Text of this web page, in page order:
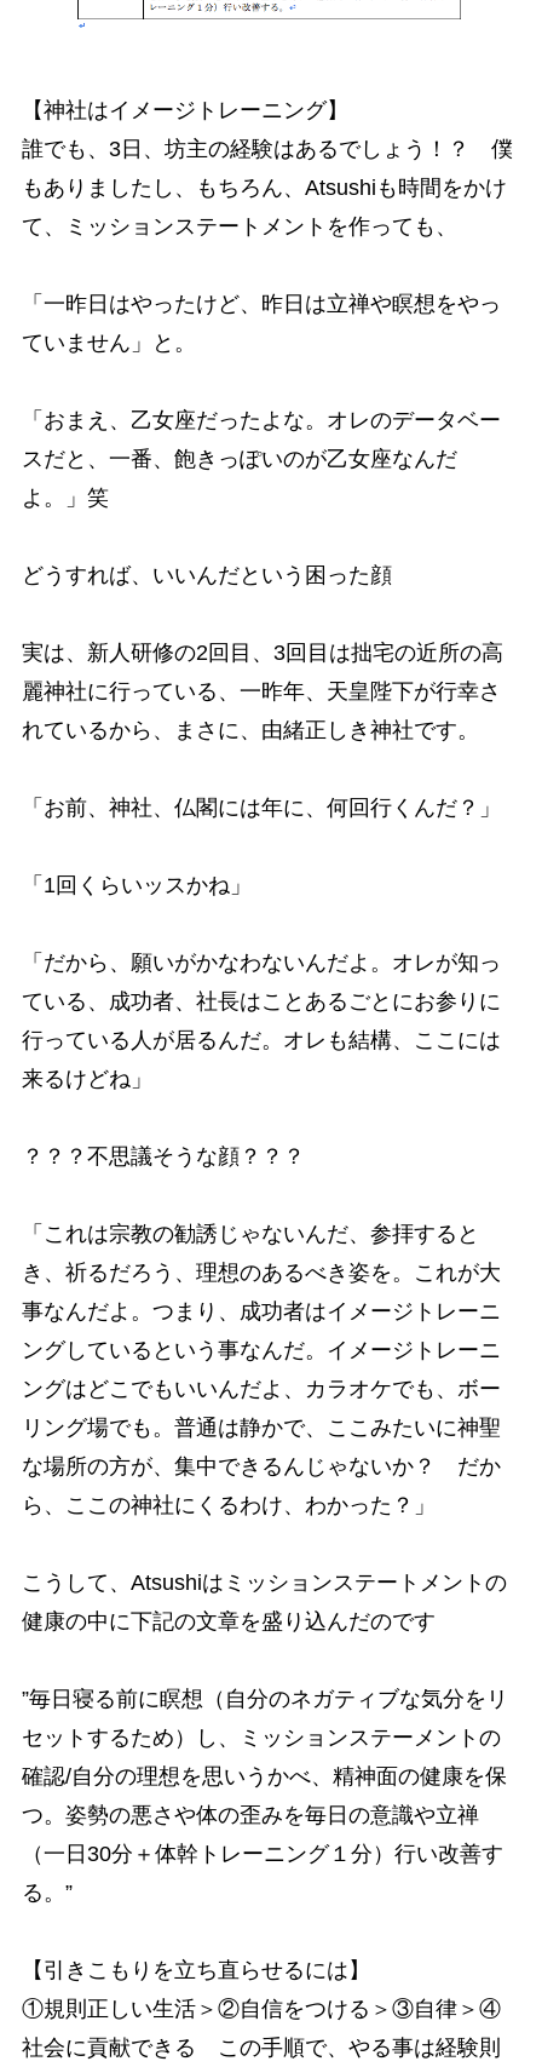
【神社はイメージトレーニング】
誰でも、3日、坊主の経験はあるでしょう！？ 僕
もありましたし、もちろん、Atsushiも時間をかけ
て、ミッションステートメントを作っても、
「一昨日はやったけど、昨日は立禅や瞑想をやっ
ていません」と。
「おまえ、乙女座だったよな。オレのデータベー
スだと、一番、飽きっぽいのが乙女座なんだ
よ。」笑
どうすれば、いいんだという困った顔
実は、新人研修の2回目、3回目は拙宅の近所の高
麗神社に行っている、一昨年、天皇陛下が行幸さ
れているから、まさに、由緒正しき神社です。
「お前、神社、仏閣には年に、何回行くんだ？」
「1回くらいッスかね」
「だから、願いがかなわないんだよ。オレが知っ
ている、成功者、社長はことあるごとにお参りに
行っている人が居るんだ。オレも結構、ここには
来るけどね」
？？？不思議そうな顔？？？
「これは宗教の勧誘じゃないんだ、参拝すると
き、祈るだろう、理想のあるべき姿を。これが大
事なんだよ。つまり、成功者はイメージトレーニ
ングしているという事なんだ。イメージトレーニ
ングはどこでもいいんだよ、カラオケでも、ボー
リング場でも。普通は静かで、ここみたいに神聖
な場所の方が、集中できるんじゃないか？ だか
ら、ここの神社にくるわけ、わかった？」
こうして、Atsushiはミッションステートメントの
健康の中に下記の文章を盛り込んだのです
”毎日寝る前に瞑想（自分のネガティブな気分をリ
セットするため）し、ミッションステーメントの
確認/自分の理想を思いうかべ、精神面の健康を保
つ。姿勢の悪さや体の歪みを毎日の意識や立禅
（一日30分＋体幹トレーニング１分）行い改善す
る。”
【引きこもりを立ち直らせるには】
①規則正しい生活＞②自信をつける＞③自律＞④
社会に貢献できる この手順で、やる事は経験則